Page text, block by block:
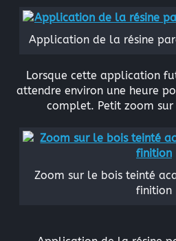
Application de la résine
Lorsque cette application
attendre environ une heure
complet. Petit zoom
Zoom sur le bois teinté
finition